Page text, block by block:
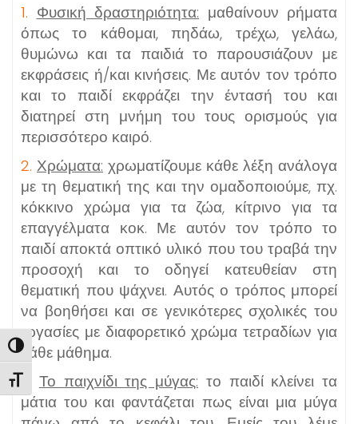
Εναλλαγή Υψηλής Αντίθεσης
Εναλλαγή Μεγέθους Γραμμάτων
1. Φυσική δραστηριότητα: μαθαίνουν ρήματα
όπως το κάθομαι, πηδάω, τρέχω, γελάω,
θυμώνω και τα παιδιά το παρουσιάζουν με
εκφράσεις ή/και κινήσεις. Με αυτόν τον τρόπο
και το παιδί εκφράζει την έντασή του και
διατηρεί στη μνήμη του τους ορισμούς για
περισσότερο καιρό.
2. Χρώματα: χρωματίζουμε κάθε λέξη ανάλογα
με τη θεματική της και την ομαδοποιούμε, πχ.
κόκκινο χρώμα για τα ζώα, κίτρινο για τα
επαγγέλματα κοκ. Με αυτόν τον τρόπο το
παιδί αποκτά οπτικό υλικό που του τραβά την
προσοχή και το οδηγεί κατευθείαν στη
θεματική που ψάχνει. Αυτός ο τρόπος μπορεί
να βοηθήσει και σε γενικότερες σχολικές του
εργασίες με διαφορετικό χρώμα τετραδίων για
κάθε μάθημα.
3.
Το παιχνίδι της μύγας: το παιδί κλείνει τα
μάτια του και φαντάζεται πως είναι μια μύγα